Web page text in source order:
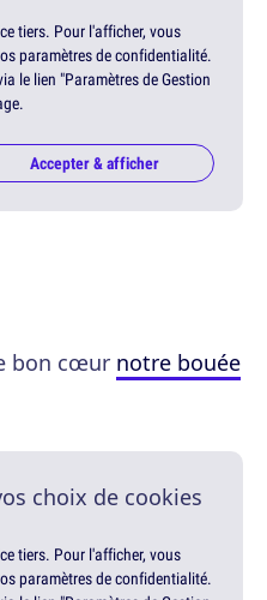
tiers. Pour l'afficher, vous
paramètres de confidentialité.
le lien "Paramètres de Gestion
Accepter & afficher
bon cœur notre bouée
choix de cookies
tiers. Pour l'afficher, vous
paramètres de confidentialité.